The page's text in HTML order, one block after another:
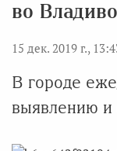
во
15 дек. 2019 г.,
В городе
выявлению и